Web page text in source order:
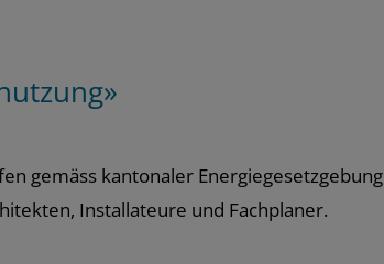
gemäss kantonaler Energiegesetzgebung
Installateure und Fachplaner.